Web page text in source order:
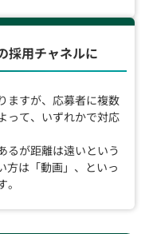
採用チャネルに
ますが、応募者に複数
って、いずれかで対応
るが距離は遠いという
方は「動画」、といっ